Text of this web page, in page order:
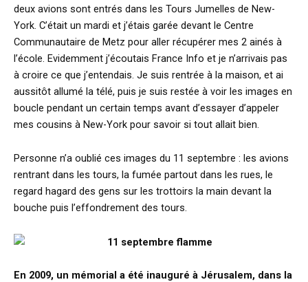
deux avions sont entrés dans les Tours Jumelles de New-
York. C’était un mardi et j’étais garée devant le Centre
Communautaire de Metz pour aller récupérer mes 2 ainés à
l’école. Evidemment j’écoutais France Info et je n’arrivais pas
à croire ce que j’entendais. Je suis rentrée à la maison, et ai
aussitôt allumé la télé, puis je suis restée à voir les images en
boucle pendant un certain temps avant d’essayer d’appeler
mes cousins à New-York pour savoir si tout allait bien.
Personne n’a oublié ces images du 11 septembre : les avions
rentrant dans les tours, la fumée partout dans les rues, le
regard hagard des gens sur les trottoirs la main devant la
bouche puis l’effondrement des tours.
En 2009, un mémorial a été inauguré à Jérusalem, dans la